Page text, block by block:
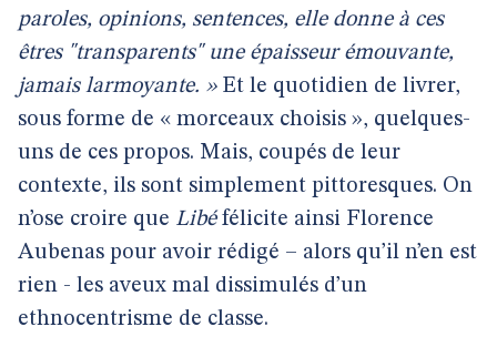
paroles, opinions, sentences, elle donne à ces
êtres "transparents" une épaisseur émouvante,
jamais larmoyante. »Et le quotidien de livrer,
sous forme de « morceaux choisis », quelques-
uns de ces propos. Mais, coupés de leur
contexte, ils sont simplement pittoresques. On
n’ose croire que Libéfélicite ainsi Florence
Aubenas pour avoir rédigé – alors qu’il n’en est
rien - les aveux mal dissimulés d’un
ethnocentrisme de classe.